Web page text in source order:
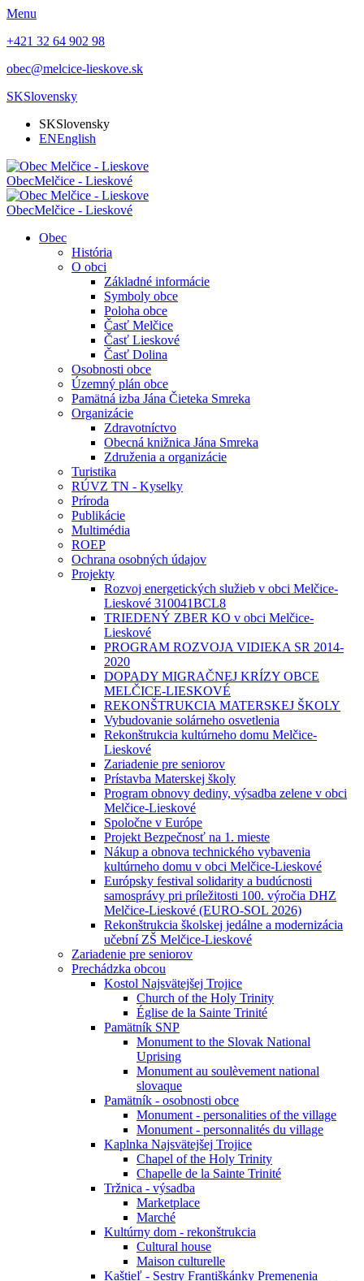
Menu
+421 32 64 902 98
obec@melcice-lieskove.sk
SKSlovensky
SKSlovensky
ENEnglish
ObecMelčice - Lieskové
ObecMelčice - Lieskové
Obec
História
O obci
Základné informácie
Symboly obce
Poloha obce
Časť Melčice
Časť Lieskové
Časť Dolina
Osobnosti obce
Územný plán obce
Pamätná izba Jána Čieteka Smreka
Organizácie
Zdravotníctvo
Obecná knižnica Jána Smreka
Združenia a organizácie
Turistika
RÚVZ TN - Kyselky
Príroda
Publikácie
Multimédia
ROEP
Ochrana osobných údajov
Projekty
Rozvoj energetických služieb v obci Melčice-
Lieskové 310041BCL8
TRIEDENÝ ZBER KO v obci Melčice-
Lieskové
PROGRAM ROZVOJA VIDIEKA SR 2014-
2020
DOPADY MIGRAČNEJ KRÍZY OBCE
MELČICE-LIESKOVÉ
REKONŠTRUKCIA MATERSKEJ ŠKOLY
Vybudovanie solárneho osvetlenia
Rekonštrukcia kultúrneho domu Melčice-
Lieskové
Zariadenie pre seniorov
Prístavba Materskej školy
Program obnovy dediny, výsadba zelene v obci
Melčice-Lieskové
Spoločne v Európe
Projekt Bezpečnosť na 1. mieste
Nákup a obnova technického vybavenia
kultúrneho domu v obci Melčice-Lieskové
Európsky festival solidarity a budúcnosti
samosprávy pri príležitosti 100. výročia DHZ
Melčice-Lieskové (EURO-SOL 2026)
Rekonštrukcia školskej jedálne a modernizácia
učební ZŠ Melčice-Lieskové
Zariadenie pre seniorov
Prechádzka obcou
Kostol Najsvätejšej Trojice
Church of the Holy Trinity
Église de la Sainte Trinité
Pamätník SNP
Monument to the Slovak National
Uprising
Monument au soulèvement national
slovaque
Pamätník - osobnosti obce
Monument - personalities of the village
Monument - personnalités du village
Kaplnka Najsvätejšej Trojice
Chapel of the Holy Trinity
Chapelle de la Sainte Trinité
Tržnica - výsadba
Marketplace
Marché
Kultúrny dom - rekonštrukcia
Cultural house
Maison culturelle
Kaštieľ - Sestry Františkánky Premenenia